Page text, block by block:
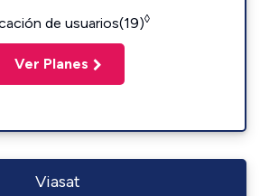
de usuarios(19)◊
Ver Planes
Viasat